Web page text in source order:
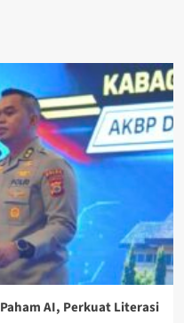
AI, Perkuat Literasi